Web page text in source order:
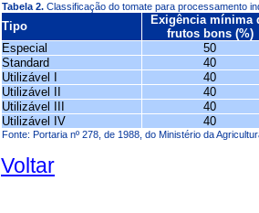
Tabela 2. Classificação do tomate para processamento
Tipo
Exigência mínima
frutos bons (%)
Especial
50
Standard
40
Utilizável I
40
Utilizável II
40
Utilizável III
40
Utilizável IV
40
Fonte: Portaria nº 278, de 1988, do Ministério da
Voltar